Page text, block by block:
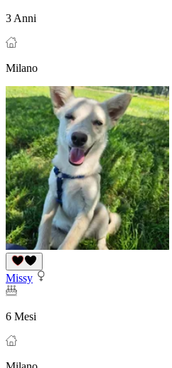
3 Anni
Milano
Missy
6 Mesi